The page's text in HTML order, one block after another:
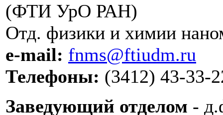
(ФТИ УрО РАН)
Отд. физики и химии
e-mail: fnms@ftiudm.ru
Телефоны: (3412) 43-33-
Заведующий отделом -